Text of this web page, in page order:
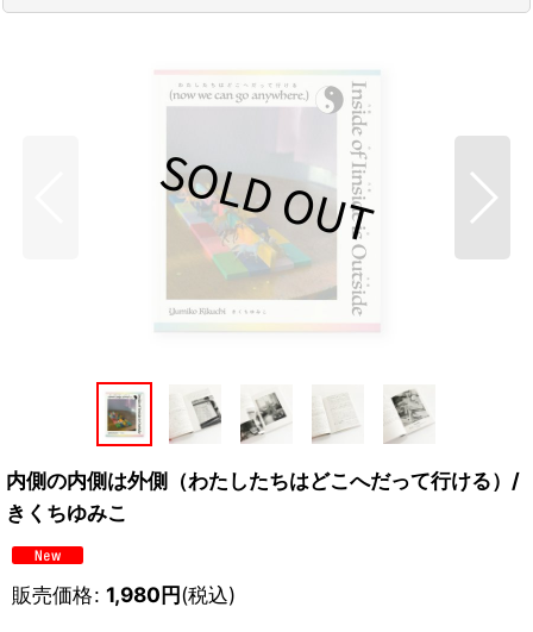
内側の内側は外側（わたしたちはどこへだって行ける）/
きくちゆみこ
販売価格: 1,980円(税込)